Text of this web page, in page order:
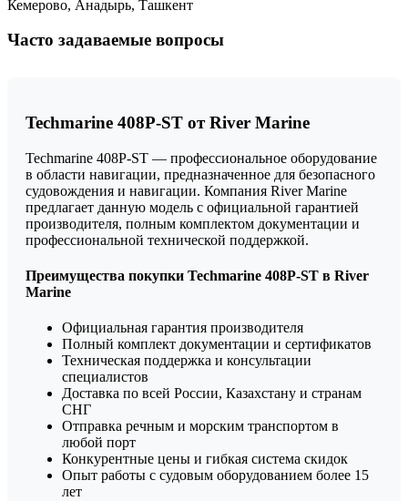
Кемерово, Анадырь, Ташкент
Часто задаваемые вопросы
Techmarine 408P-ST от River Marine
Techmarine 408P-ST — профессиональное оборудование
в области навигации, предназначенное для безопасного
судовождения и навигации. Компания River Marine
предлагает данную модель с официальной гарантией
производителя, полным комплектом документации и
профессиональной технической поддержкой.
Преимущества покупки Techmarine 408P-ST в River
Marine
Официальная гарантия производителя
Полный комплект документации и сертификатов
Техническая поддержка и консультации
специалистов
Доставка по всей России, Казахстану и странам
СНГ
Отправка речным и морским транспортом в
любой порт
Конкурентные цены и гибкая система скидок
Опыт работы с судовым оборудованием более 15
лет